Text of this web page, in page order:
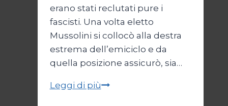
erano stati reclutati pure i
fascisti. Una volta eletto
Mussolini si collocò alla destra
estrema dell’emiciclo e da
quella posizione assicurò, sia…
Leggi di piùIl